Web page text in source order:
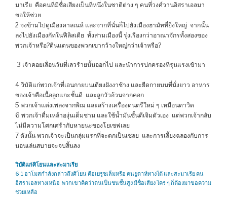
มาเรีย คือคนที่มีชื่อเสียงเป็นที่หนึ่งในชาติต่าง ๆ คนที่วงศ์วานอิสราเอลมา
ขอให้ช่วย
2 จงข้ามไปดูเมืองคาลเนห์ และจากที่นั่นก็ไปยังเมืองฮามัทที่ยิ่งใหญ่ จากนั้น
ลงไปยังเมืองกัทในฟีลิสเตีย ทั้งสามเมืองนี้ รุ่งเรืองกว่าอาณาจักรทั้งสองของ
พวกเจ้าหรือ?ดินแดนของพวกเขากว้างใหญ่กว่าเจ้าหรือ?
3 เจ้าคอยเลื่อนวันที่เลวร้ายนั้นออกไป และนำการปกครองที่รุนแรงเข้ามา
4 วิบัติแก่พวกเจ้าที่เอนกายบนเตียงฝังงาช้าง และยืดกายบนที่นั่งยาว อาหาร
ของเจ้าคือเนื้อลูกแกะชั้นดี และลูกวัวอ้วนจากคอก
5 พวกเจ้าแต่งเพลงจากพิณ และสร้างเครื่องดนตรีใหม่ ๆ เหมือนดาวิด
6 พวกเจ้าดื่มเหล้าองุ่นเต็มชาม และใช้น้ำมันชั้นดีเจิมตัวเอง แต่พวกเจ้ากลับ
ไม่มีความโศกเศร้ากับหายนะของโยเซฟเลย
7 ดังนั้น พวกเจ้าจะเป็นกลุ่มแรกที่จะตกเป็นเชลย และการเลี้ยงฉลองกับการ
นอนเล่นสบายจะจบสิ้นลง
วิบัติแก่ศิโยนและสะมาเรีย
6:1 อาโมสกำลังกล่าวถึงศิโยน คือเยรูซเล็มหรือ คนยูดาห์ทางใต้ และสะมาเรีย คน
อิสราเอลทางเหนือ พวกเขาคิดว่าตนเป็นชนชั้นสูง มีชื่อเสียง ใคร ๆ ก็ต้องมาขอความ
ช่วยเหลือ